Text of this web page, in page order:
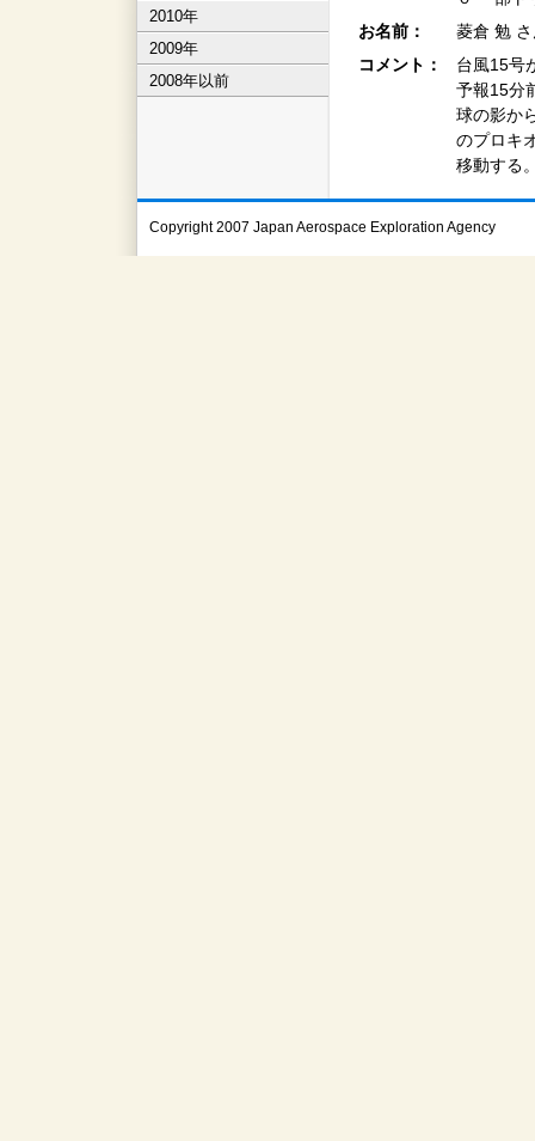
2010年
2009年
2008年以前
お名前：
菱倉 勉
コメント：
台風15号
予報15分
球の影か
のプロキ
移動する
Copyright 2007 Japan Aerospace Exploration Agency